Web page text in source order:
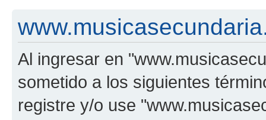
Al ingresar en
sometido a los siguientes
registre y/o use